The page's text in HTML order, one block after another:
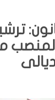
لمنصب